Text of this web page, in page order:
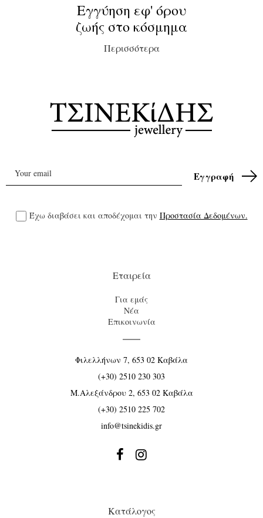
Εγγύηση εφ' όρου
ζωής στο κόσμημα
Περισσότερα
Έχω διαβάσει και αποδέχομαι την Προστασία Δεδομένων.
Εταιρεία
Για εμάς
Νέα
Επικοινωνία
Φιλελλήνων 7, 653 02 Καβάλα
(+30) 2510 230 303
Μ.Αλεξάνδρου 2, 653 02 Καβάλα
(+30) 2510 225 702
info@tsinekidis.gr
 
Κατάλογος